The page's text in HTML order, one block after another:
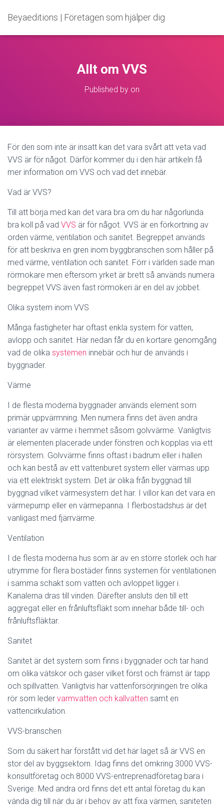
Beyaeditions | Företagen som hjälper dig
Allt om VVS
Published by on
För den som inte är insatt kan det vara svårt att veta vad
VVS är för något. Därför kommer du i den här artikeln få
mer information om VVS och vad det innebär.
Vad är VVS?
Till att börja med kan det vara bra om du har någorlunda
bra koll på vad VVS är för något. VVS är en förkortning av
orden värme, ventilation och sanitet. Begreppet används
för att beskriva en gren inom byggbranschen som håller på
med värme, ventilation och sanitet. Förr i världen sade man
rörmokare men eftersom yrket är brett så används numera
begreppet VVS även fast rörmokeri är en del av jobbet.
Olika system inom VVS
Många fastigheter har oftast enkla system för vatten,
avlopp och sanitet. Här nedan får du en kortare genomgång
vad de olika systemen innebär och hur de används i
byggnader.
Värme
I de flesta moderna byggnader används element som
primär uppvärmning. Men numera finns det även andra
varianter av värme i hemmet såsom golvvärme. Vanligtvis
är elementen placerade under fönstren och kopplas via ett
rörsystem. Golvvärme finns oftast i badrum eller i hallen
och kan bestå av ett vattenburet system eller värmas upp
via ett elektriskt system. Det är olika från byggnad till
byggnad vilket värmesystem det har. I villor kan det vara en
värmepump eller en värmepanna. I flerbostadshus är det
vanligast med fjärrvärme.
Ventilation
I de flesta moderna hus som är av en större storlek och har
utrymme för flera bostäder finns systemen för ventilationen
i samma schakt som vatten och avloppet ligger i.
Kanalerna dras till vinden. Därefter ansluts den till ett
aggregat eller en frånluftsfläkt som innehar både till- och
frånluftsfläktar.
Sanitet
Sanitet är det system som finns i byggnader och tar hand
om olika vätskor och gaser vilket först och främst är tapp
och spillvatten. Vanligtvis har vattenförsörjningen tre olika
rör som leder varmvatten och kallvatten samt en
vattencirkulation.
VVS-branschen
Som du säkert har förstått vid det här laget så är VVS en
stor del av byggsektorn. Idag finns det omkring 3000 VVS-
konsultföretag och 8000 VVS-entreprenadföretag bara i
Sverige. Med andra ord finns det ett antal företag du kan
vända dig till när du är i behov av att fixa värmen, saniteten